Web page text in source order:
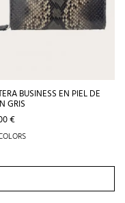
BUSINESS EN PIEL DE
GRIS
€